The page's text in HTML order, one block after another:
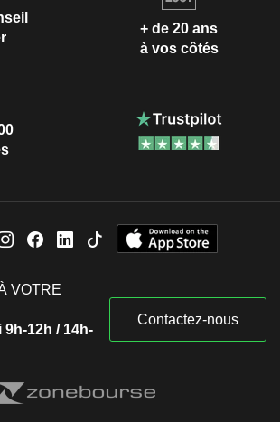
+ de 20 ans
à vos côtés
VOTRE
9h-12h / 14h-
Contactez-nous